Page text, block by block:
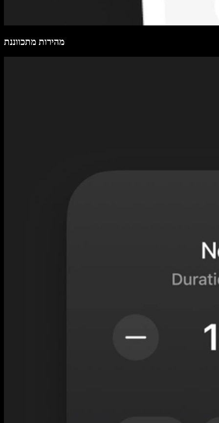
מהירות מתכווננת